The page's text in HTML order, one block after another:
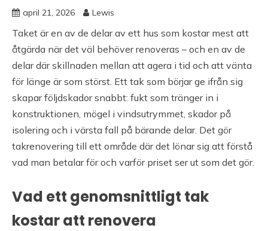
april 21, 2026 Lewis
Taket är en av de delar av ett hus som kostar mest att
åtgärda när det väl behöver renoveras – och en av de
delar där skillnaden mellan att agera i tid och att vänta
för länge är som störst. Ett tak som börjar ge ifrån sig
skapar följdskador snabbt: fukt som tränger in i
konstruktionen, mögel i vindsutrymmet, skador på
isolering och i värsta fall på bärande delar. Det gör
takrenovering till ett område där det lönar sig att förstå
vad man betalar för och varför priset ser ut som det gör.
Vad ett genomsnittligt tak
kostar att renovera